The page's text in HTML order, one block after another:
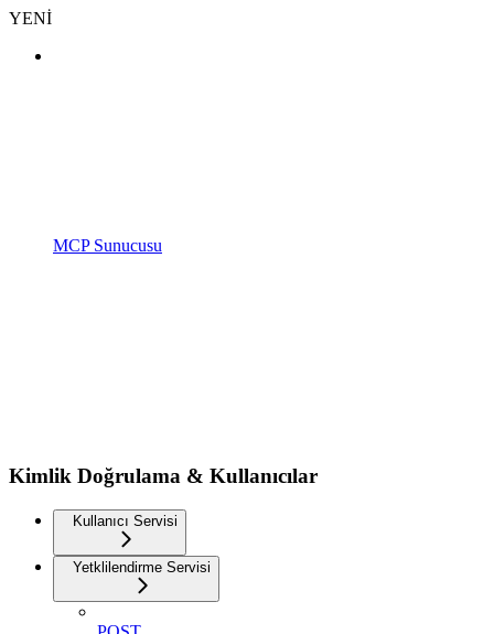
YENİ
MCP Sunucusu
Kimlik Doğrulama & Kullanıcılar
Kullanıcı Servisi
Yetklilendirme Servisi